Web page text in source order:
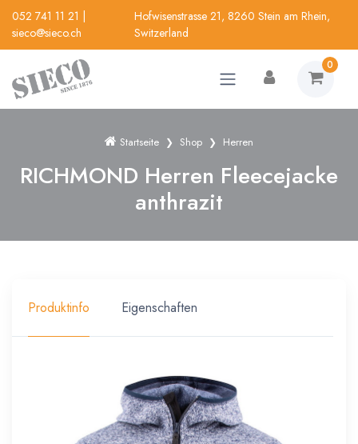
052 741 11 21
sieco@sieco.ch
Hofwisenstrasse 21, 8260 Stein am Rhein,
Switzerland
0
Startseite Shop Herren
RICHMOND Herren Fleecejacke
anthrazit
Produktinfo Eigenschaften